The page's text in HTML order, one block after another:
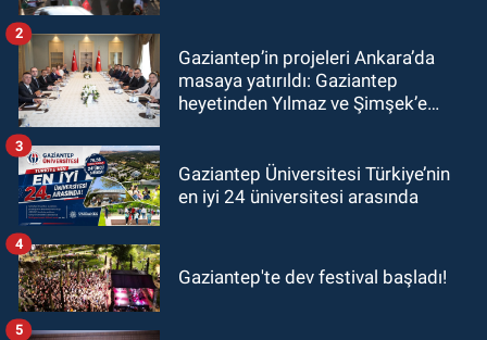
Gaziantep’in projeleri Ankara’da
masaya yatırıldı: Gaziantep
heyetinden Yılmaz ve Şimşek’e
2
Gaziantep Üniversitesi Türkiye’nin
en iyi 24 üniversitesi arasında
3
Gaziantep'te dev festival başladı!
4
5